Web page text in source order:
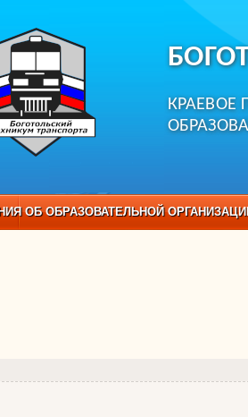
КРАЕВОЕ
ОБ ОБРАЗОВАТЕЛЬНОЙ